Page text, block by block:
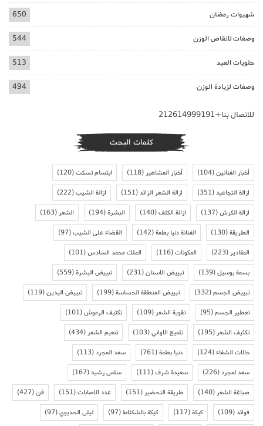
شهيوات رمضان 650
وصفات لانقاص الوزن 544
حلويات العيد 513
وصفات لزيادة الوزن 494
للاتصال بنا+212614999191
كلمات البحث
أخبار الفنانين(104) أخبار المشاهير(118) ابتسام تسكت(120)
ازالة التجاعيد(351) ازالة الشعر الزائد(151) ازالة الشيب(222)
ازالة الكرش(137) ازالة الكلف(140) البشرة(194) الشعر(163)
الطريقة(130) الفنانة دنيا بطمة(142) القضاء على الشيب(97)
المقادير(223) المكونات(116) الملك محمد السادس(101)
بسمة بوسيل(139) تبييض الاسنان(231) تبييض البشرة(559)
تبييض الجسم(332) تبييض المنطقة الحساسة(199) تبييض اليدين(119)
تعطير الجسم(95) تقوية الشعر(109) تكثيف الرموش(101)
تكثيف الشعر(195) تلميع الاواني(103) تنعيم الشعر(434)
حالات الشفاء(124) دنيا بطمة(761) سعد المجرد(113)
سعد لمجرد(226) سعيدة شرف(111) سلمى رشيد(167)
صباغة الشعر(140) طريقة التحضير(151) عدد الاصابات(151) فن(427)
فوائد(109) كيكة(117) كيكة بالشكلاط(97) ليلى الحديوي(97)